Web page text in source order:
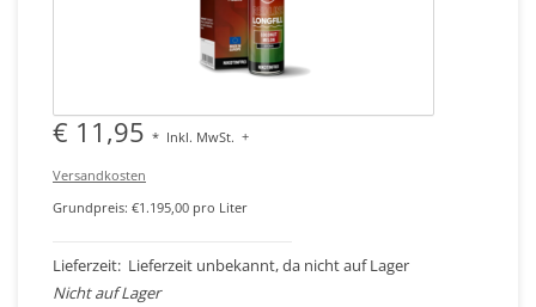
€ 11,95 * Inkl. MwSt. +
Versandkosten
Grundpreis: €1.195,00 pro Liter
Lieferzeit: Lieferzeit unbekannt, da nicht auf Lager
Nicht auf Lager